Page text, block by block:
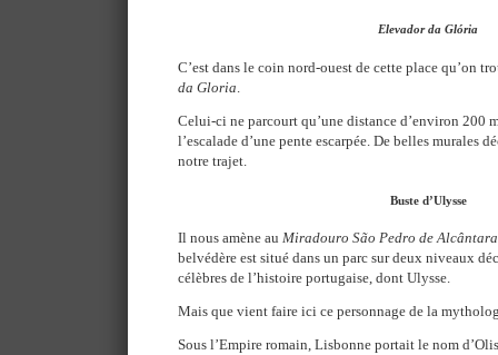
Elevador da Glória
C’est dans le coin nord-ouest de cette place qu’on
da Gloria.
Celui-ci ne parcourt qu’une distance d’environ 200
l’escalade d’une pente escarpée. De belles murales
notre trajet.
Buste d’Ulysse
Il nous amène au Miradouro São Pedro de Alcântara
belvédère est situé dans un parc sur deux niveaux
célèbres de l’histoire portugaise, dont Ulysse.
Mais que vient faire ici ce personnage de la
Sous l’Empire romain, Lisbonne portait le nom